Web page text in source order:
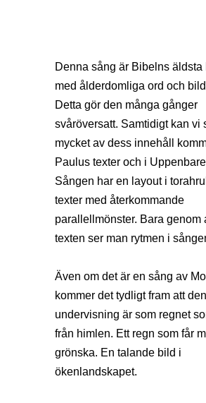
Denna sång är Bibelns äldsta
med ålderdomliga ord och
Detta gör den många gånger
svåröversatt. Samtidigt kan vi
mycket av dess innehåll
Paulus texter och i
Sången har en layout i
texter med återkommande
parallellmönster. Bara genom
texten ser man rytmen i
Även om det är en sång av
kommer det tydligt fram att
undervisning är som regnet
från himlen. Ett regn som får
grönska. En talande bild i
ökenlandskapet.